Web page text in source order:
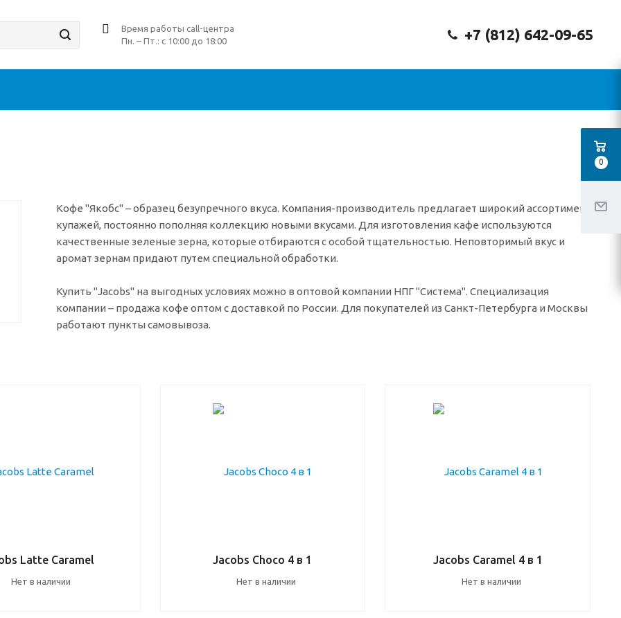
+7 (812) 642-09-65
Время работы call-центра
Пн. – Пт.: с 10:00 до 18:00
Кофе "Якобс" – образец безупречного вкуса. Компания-производитель предлагает широкий ассортимент
купажей, постоянно пополняя коллекцию новыми вкусами. Для изготовления кафе используются
качественные зеленые зерна, которые отбираются с особой тщательностью. Неповторимый вкус и
аромат зернам придают путем специальной обработки.
Купить "Jacobs" на выгодных условиях можно в оптовой компании НПГ "Система". Специализация
компании – продажа кофе оптом с доставкой по России. Для покупателей из Санкт-Петербурга и Москвы
работают пункты самовывоза.
Latte Caramel
Нет в наличии
Jacobs Choco 4 в 1
Нет в наличии
Jacobs Caramel 4 в 1
Нет в наличии
0